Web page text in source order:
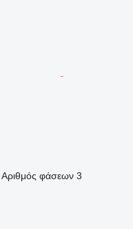
Αριθμός φάσεων 3